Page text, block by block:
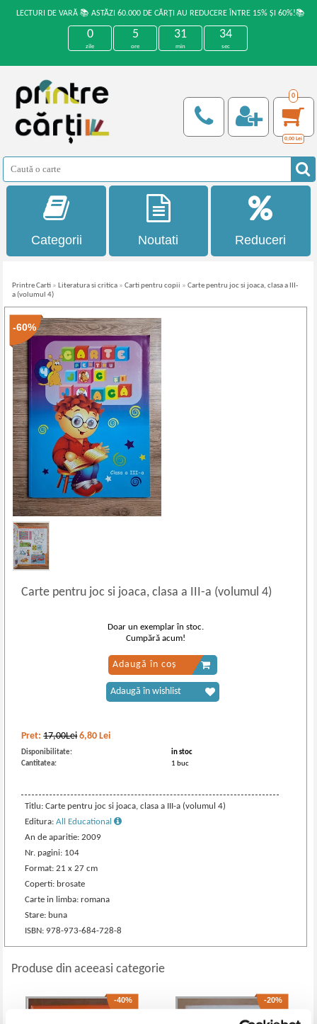
LECTURI DE VARĂ 📚 ASTĂZI 60.000 DE CĂRȚI AU REDUCERE ÎNTRE 15% ȘI 60%!📚
0
zile
5
ore
31
min
34
sec
0
0,00 Lei
Categorii Noutati Reduceri
Printre Carti » Literatura si critica »Carti pentru copii »Carte pentru joc si joaca, clasa a III-
a (volumul 4)
-60%
Carte pentru joc si joaca, clasa a III-a (volumul 4)
Pret:17,00Lei 6,80 Lei
Disponibilitate:
in stoc
Cantitatea:
1 buc
Titlu: Carte pentru joc si joaca, clasa a III-a (volumul 4)
Editura:All Educational
An de aparitie: 2009
Nr. pagini: 104
Format: 21 x 27 cm
Coperti: brosate
Carte in limba: romana
Stare: buna
ISBN: 978-973-684-728-8
Doar un exemplar în stoc.
Cumpără acum!
Adaugă în coș
Adaugă în wishlist
Produse din aceeasi categorie
-40% -20%